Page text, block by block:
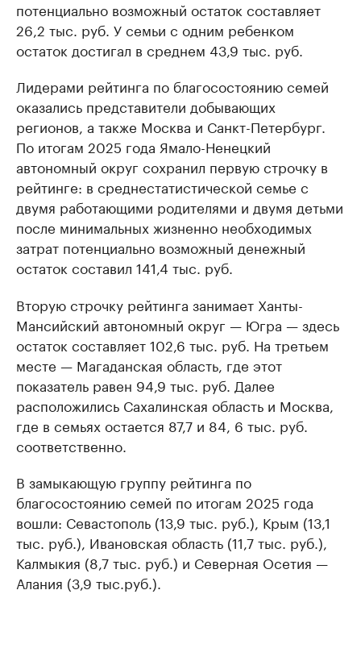
потенциально возможный остаток составляет
26,2 тыс. руб. У семьи с одним ребенком
остаток достигал в среднем 43,9 тыс. руб.
Лидерами рейтинга по благосостоянию семей
оказались представители добывающих
регионов, а также Москва и Санкт-Петербург.
По итогам 2025 года Ямало-Ненецкий
автономный округ сохранил первую строчку в
рейтинге: в среднестатистической семье с
двумя работающими родителями и двумя детьми
после минимальных жизненно необходимых
затрат потенциально возможный денежный
остаток составил 141,4 тыс. руб.
Вторую строчку рейтинга занимает Ханты-
Мансийский автономный округ — Югра — здесь
остаток составляет 102,6 тыс. руб. На третьем
месте — Магаданская область, где этот
показатель равен 94,9 тыс. руб. Далее
расположились Сахалинская область и Москва,
где в семьях остается 87,7 и 84, 6 тыс. руб.
соответственно.
В замыкающую группу рейтинга по
благосостоянию семей по итогам 2025 года
вошли: Севастополь (13,9 тыс. руб.), Крым (13,1
тыс. руб.), Ивановская область (11,7 тыс. руб.),
Калмыкия (8,7 тыс. руб.) и Северная Осетия —
Алания (3,9 тыс.руб.).